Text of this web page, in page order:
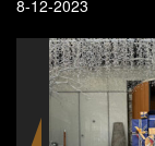
8-12-2023